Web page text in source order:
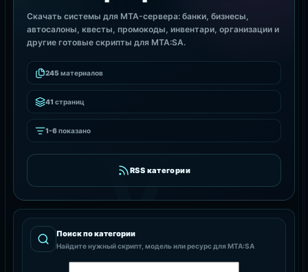
Скачать системы для MTA-сервера: банки, бизнесы,
автосалоны, квесты, промокоды, инвентари, организации и
другие готовые скрипты для MTA:SA.
245материалов
41 страниц
1-6показано
RSS категории
Поиск по категории
Найдите нужный скрипт, модель или ресурс для MTA:SA